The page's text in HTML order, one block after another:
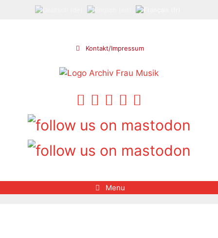
Kontakt/Impressum
Menu